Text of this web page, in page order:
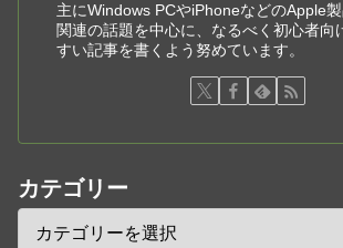
主にWindows PCやiPhoneなどのApple
関連の話題を中心に、なるべく初心者向
すい記事を書くよう努めています。
カテゴリー